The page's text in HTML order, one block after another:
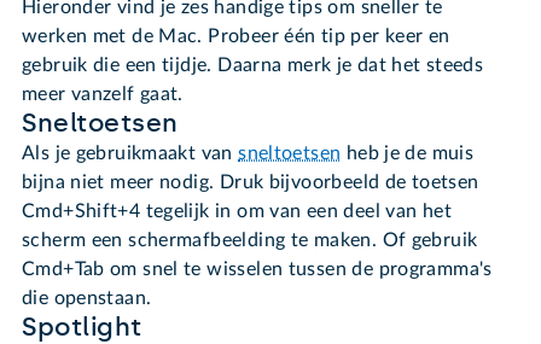
Hieronder vind je zes handige tips om sneller te
werken met de Mac. Probeer één tip per keer en
gebruik die een tijdje. Daarna merk je dat het steeds
meer vanzelf gaat.
Sneltoetsen
Als je gebruikmaakt vansneltoetsen heb je de muis
bijna niet meer nodig. Druk bijvoorbeeld de toetsen
Cmd+Shift+4 tegelijk in om van een deel van het
scherm een schermafbeelding te maken. Of gebruik
Cmd+Tab om snel te wisselen tussen de programma's
die openstaan.
Spotlight